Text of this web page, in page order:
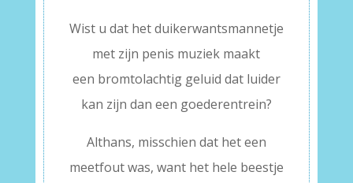
Wist u dat het duikerwantsmannetje
met zijn penis muziek maakt
een bromtolachtig geluid dat luider
kan zijn dan een goederentrein?
Althans, misschien dat het een
meetfout was, want het hele beestje